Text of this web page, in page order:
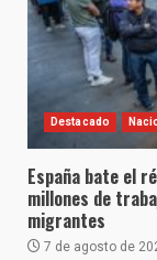
Destacado
España bate el
millones de
migrantes
7 de agosto de